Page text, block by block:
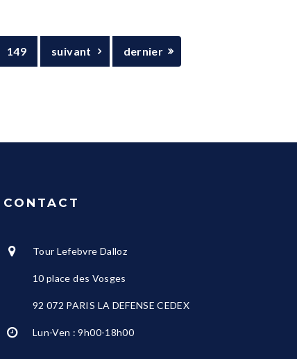
149 suivant dernier
CONTACT
Tour Lefebvre Dalloz
10 place des Vosges
92 072 PARIS LA DEFENSE CEDEX
Lun-Ven : 9h00-18h00